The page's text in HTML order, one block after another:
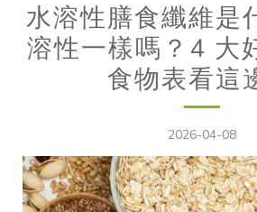
水溶性膳食纖維是
溶性一樣嗎？4 大
食物表看這
2026-04-08